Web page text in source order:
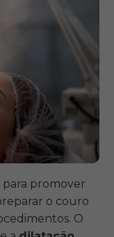
promover
o couro
O